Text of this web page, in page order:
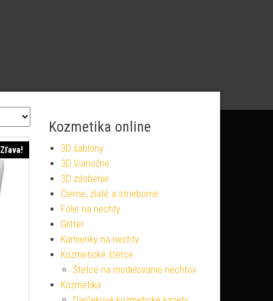
Zľava!
Kozmetika online
3D šablóny
3D Vianočné
3D zdobenie
Čierne, zlaté a strieborné
Fólie na nechty
Glitter
Kamienky na nechty
Kozmetické štetce
Štetce na modelovanie nechtov
Kozmetika